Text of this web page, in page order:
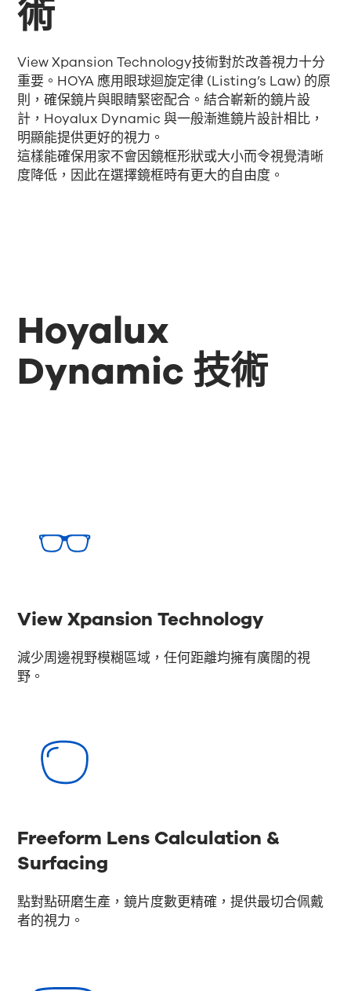
術
View Xpansion Technology技術對於改善視力十分
重要。HOYA 應用眼球迴旋定律 (Listing’s Law) 的原
則，確保鏡片與眼睛緊密配合。結合嶄新的鏡片設
計，Hoyalux Dynamic 與一般漸進鏡片設計相比，
明顯能提供更好的視力。
這樣能確保用家不會因鏡框形狀或大小而令視覺清晰
度降低，因此在選擇鏡框時有更大的自由度。
Hoyalux
Dynamic 技術
View Xpansion Technology
減少周邊視野模糊區域，任何距離均擁有廣闊的視
野。
Freeform Lens Calculation &
Surfacing
點對點研磨生產，鏡片度數更精確，提供最切合佩戴
者的視力。